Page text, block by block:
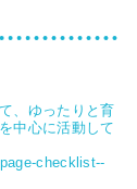
、ゆったりと育
中心に活動して
checklist--